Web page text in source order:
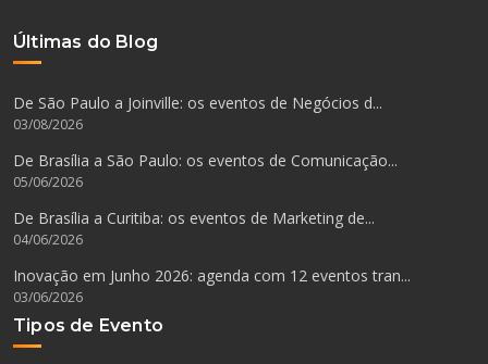
Últimas do Blog
De São Paulo a Joinville: os eventos de Negócios d...
03/08/2026
De Brasília a São Paulo: os eventos de Comunicação...
05/06/2026
De Brasília a Curitiba: os eventos de Marketing de...
04/06/2026
Inovação em Junho 2026: agenda com 12 eventos tran...
03/06/2026
Tipos de Evento